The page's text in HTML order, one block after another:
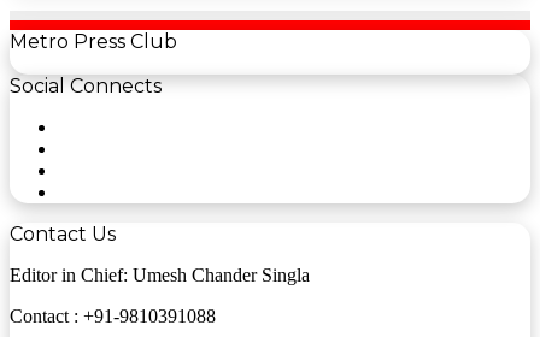
Metro Press Club
Social Connects
Contact Us
Editor in Chief: Umesh Chander Singla
Contact : +91-9810391088